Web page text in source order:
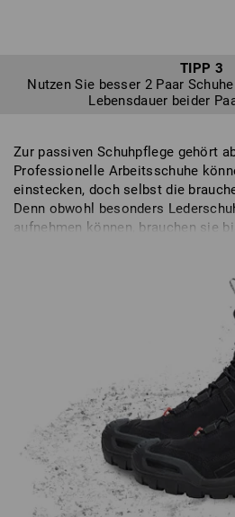
sehr ein wie etwa Sneaker.
Füßen tut das nicht gut und macht
aufs Tragen. Passen müssen die
Ihren Füßen, sondern auch zu Ihrer
besitzen muss. Arbeiten sie etwa
Ihre Schuhe Überkappen besitzen.
Untergründe erfordern
Sohleneigenschaften und
Sicherheitsstufe eine wichtige
zusammenstellen mit genau den
wichtig sind. Ihre neuen
beim ersten Probieren gut anfühlen
Arbeitsbereich gut geeignet sein,
Idealfall die nächsten Monate
der Arbeit begleiten. Es mag banal
auch, wie Sie Ihre Arbeitsschuhe
jedem Fall ein Schuhanzieher, um
unnötig zu strapazieren.
TIPP 3
Nutzen Sie besser 2 Paar
Lebensdauer beider
Zur passiven Schuhpflege gehört
Professionelle Arbeitsschuhe
einstecken, doch selbst die
Denn obwohl besonders
aufnehmen können, brauchen sie
wieder abzugeben. Daher ist
von der Arbeit erholen, wodurch